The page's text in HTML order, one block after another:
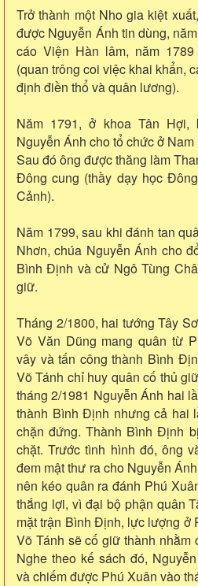
Trở thành một Nho gia kiệt
được Nguyễn Ánh tin dùng,
cáo Viện Hàn lâm, năm
(quan trông coi việc khai khẩn,
định điền thổ và quân lương).
Năm 1791, ở khoa Tân
Nguyễn Ánh cho tổ chức ở
Sau đó ông được thăng làm
Đông cung (thầy dạy học
Cảnh).
Năm 1799, sau khi đánh tan
Nhơn, chúa Nguyễn Ánh cho
Bình Định và cử Ngô Tùng
giữ.
Tháng 2/1800, hai tướng Tây
Võ Văn Dũng mang quân từ
vây và tấn công thành Bình
Võ Tánh chỉ huy quân cố thủ
tháng 2/1981 Nguyễn Ánh hai
thành Bình Định nhưng cả hai
chặn đứng. Thành Bình Định
chặt. Trước tình hình đó, ông
đem mật thư ra cho Nguyễn
nên kéo quân ra đánh Phú
thắng lợi, vì đại bộ phận quân
mặt trận Bình Định, lực lượng ở
Võ Tánh sẽ cố giữ thành nhằm
Nghe theo kế sách đó,
và chiếm được Phú Xuân vào